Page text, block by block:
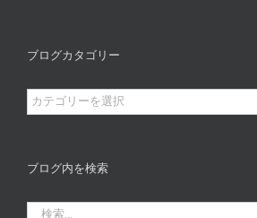
ブログカタゴリー
ブ
ロ
カ
ゴ
ブログ内を検索